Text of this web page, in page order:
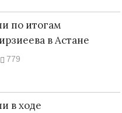
по итогам
в Астане
779
в ходе